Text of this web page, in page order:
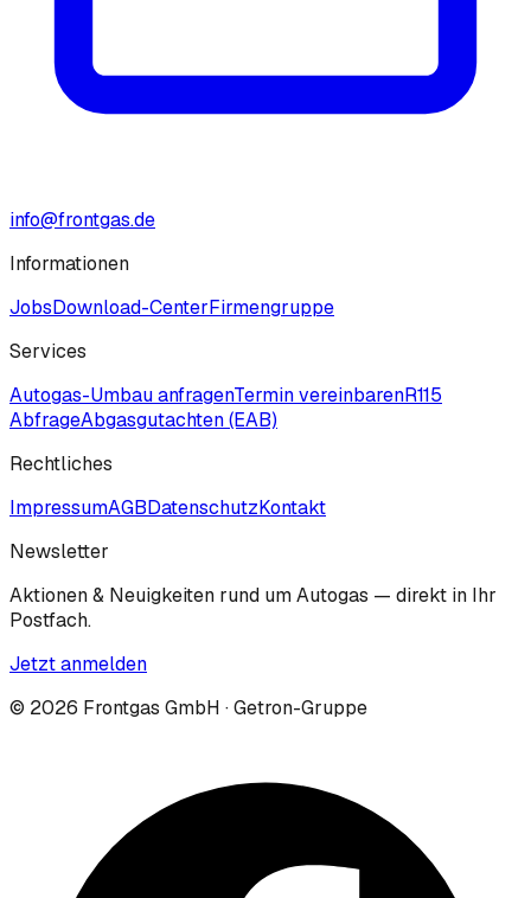
info@frontgas.de
Informationen
JobsDownload-CenterFirmengruppe
Services
Autogas-Umbau anfragenTermin vereinbarenR115
AbfrageAbgasgutachten (EAB)
Rechtliches
ImpressumAGBDatenschutzKontakt
Newsletter
Aktionen & Neuigkeiten rund um Autogas — direkt in Ihr
Postfach.
Jetzt anmelden
© 2026 Frontgas GmbH · Getron-Gruppe